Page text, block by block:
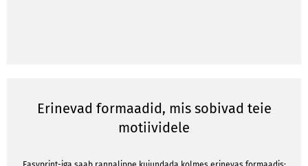
Erinevad formaadid, mis sobivad teie
motiividele